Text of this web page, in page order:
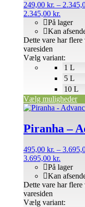
249,00 kr. –
2.345,00 kr.
På lager
Kan
Vælg variant:
Vælg muligheder
Dette vare har
varesiden
1 L
5 L
10 L
Piranha –
495,00 kr. –
3.695,00 kr.
På lager
Kan
Vælg variant:
Dette vare har
varesiden